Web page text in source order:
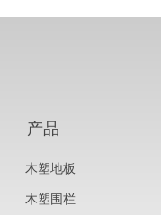
木塑地板
木塑围栏
产品